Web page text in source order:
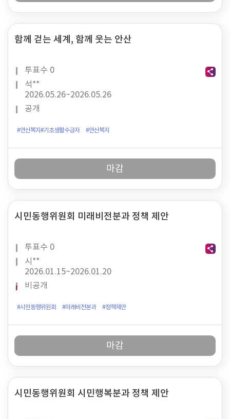
함께 걷는 세계, 함께 웃는 안산
투표수 0
석**
2026.05.26~2026.05.26
공개
#안산복지#기초생활수긍자 #안산복지
마감
시민동행위원회 미래비전분과 정책 제안
투표수 0
시**
2026.01.15~2026.01.20
비공개
#시민동행위원회 #미래비전분과 #정책제안
마감
시민동행위원회 시민행복분과 정책 제안